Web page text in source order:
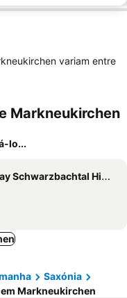
variam entre
Markneukirchen
lo...
Hideaway Resort
Saxónia
Markneukirchen